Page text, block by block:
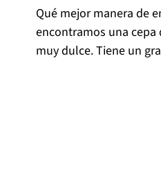
Qué mejor manera de
encontramos una
muy dulce. Tiene un